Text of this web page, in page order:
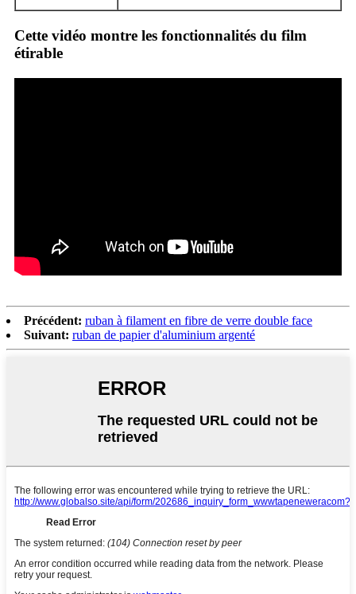
Cette vidéo montre les fonctionnalités du film
étirable
Précédent: ruban à filament en fibre de verre double face
Suivant: ruban de papier d'aluminium argenté